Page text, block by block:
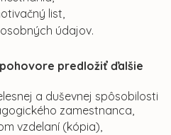
list,
údajov.
predložiť ďalšie
a duševnej spôsobilosti
zamestnanca,
vzdelaní (kópia),